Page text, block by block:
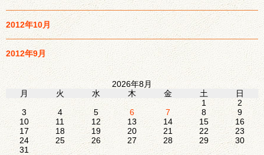
2012年10月
2012年9月
2026年8月
月
火 水 木 金 土
日
1
2
3
4 5 6 7 8
9
10
11 12 13 14 15
16
17
18 19 20 21 22
23
24
25 26 27 28 29
30
31